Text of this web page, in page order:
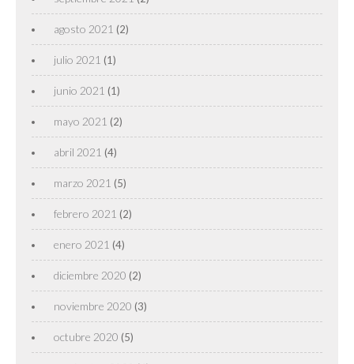
agosto 2021 (2)
julio 2021 (1)
junio 2021 (1)
mayo 2021 (2)
abril 2021 (4)
marzo 2021 (5)
febrero 2021 (2)
enero 2021 (4)
diciembre 2020 (2)
noviembre 2020 (3)
octubre 2020 (5)